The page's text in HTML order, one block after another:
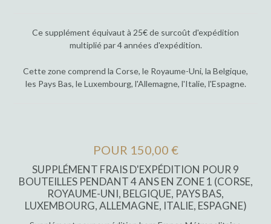
Ce supplément équivaut à 25€ de surcoût d'expédition
multiplié par 4 années d'expédition.
Cette zone comprend la Corse, le Royaume-Uni, la Belgique,
les Pays Bas, le Luxembourg, l'Allemagne, l'Italie, l'Espagne.
POUR 150,00 €
SUPPLÉMENT FRAIS D'EXPÉDITION POUR 9
BOUTEILLES PENDANT 4 ANS EN ZONE 1 (CORSE,
ROYAUME-UNI, BELGIQUE, PAYS BAS,
LUXEMBOURG, ALLEMAGNE, ITALIE, ESPAGNE)